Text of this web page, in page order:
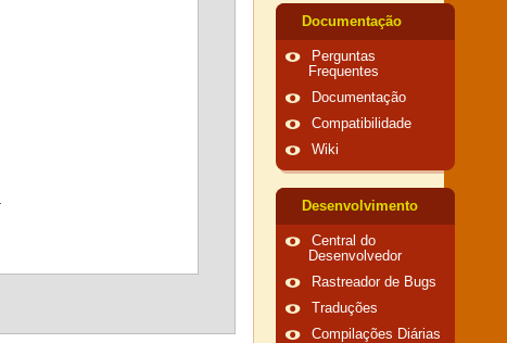
Documentação
Perguntas
Frequentes
Documentação
Compatibilidade
Wiki
Desenvolvimento
Central do
Desenvolvedor
Rastreador de Bugs
Traduções
Compilações Diárias